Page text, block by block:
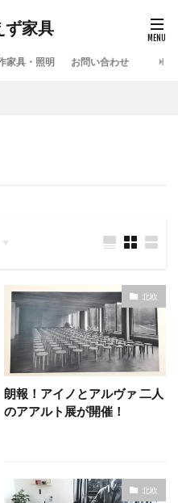
ず家具
家具・照明 お問い合わせ
北欧
朗報！アイノとアルヴァ 二人
のアアルト展が開催！
北欧